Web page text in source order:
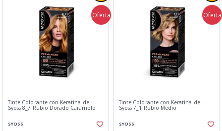
Oferta
Tinte Colorante con Keratina de
Syoss 8_7 Rubio Dorado Caramelo
SYOSS
Oferta
Tinte Colorante con Keratina de
Syoss 7_1 Rubio Medio
SYOSS